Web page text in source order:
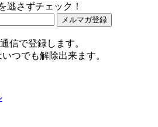
逃さずチェック！
信で登録します。
つでも解除出来ます。